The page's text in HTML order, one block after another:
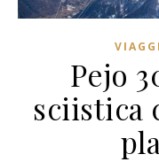
Pejo
sciistica